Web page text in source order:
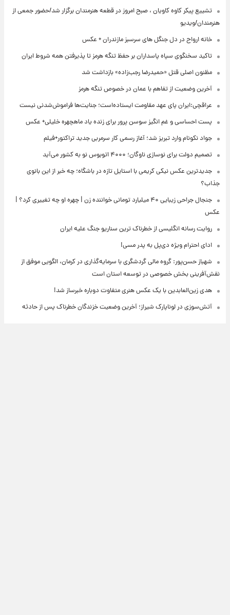
تشییع پیکر کاوه کاویان ، صبح امروز در قطعه هنرمندان برگزار شد/حضور جمعی از
هنرمندان/ویدیو
خانه ارواح در دل جنگل های سرسبز مازندران + عکس
تاکید سخنگوی سپاه پاسداران بر حفظ تنگه هرمز تا پذیرفتن همه شروط ایران
مظنون اصلی قتل «حمیدرضا رجب‌زاده» بازداشت شد
آخرین وضعیت از تفاهم با عمان در خصوص تنگه هرمز
عراقچی:ایران پای عهد مقاومت ایستاده‌است؛ جنایت‌ها فراموش‌شدنی نیست
پست احساسی و غم انگیز سوسن پرور برای زنده یاد ماهچهره خلیلی+ عکس
جواد نکونام وارد تبریز شد؛ آغاز رسمی کار سرمربی جدید تراکتور+فیلم
تصمیم دولت برای نوسازی ناوگان؛ ۴۰۰۰ اتوبوس نو به کشور می‌آید
جدیدترین عکس نیکی کریمی با استایل تازه در باشگاه؛ چه خبر از این بانوی
جذاب؟
جنجال جراحی زیبایی ۴۰ میلیارد تومانی خواننده زن | چهره او چه تغییری کرد؟ |
عکس
روایت رسانه انگلیسی از خطرناک ترین سناریو جنگ علیه ایران
ادای احترام ویژه دی‌پل به پدر مسی!
شهباز حسن‌پور: گروه مالی گردشگری با سرمایه‌گذاری در کرمان، الگویی موفق از
نقش‌آفرینی بخش خصوصی در توسعه استان است
هدی زین‌العابدین با یک عکس هنری متفاوت دوباره خبرساز شد!
آتش‌سوزی در لوناپارک شیراز؛ آخرین وضعیت خزندگان خطرناک پس از حادثه